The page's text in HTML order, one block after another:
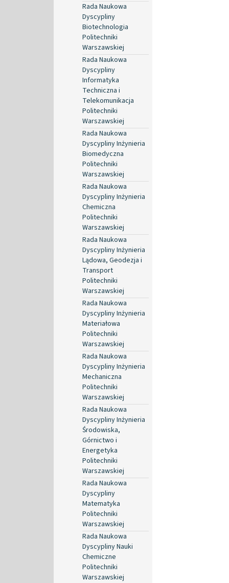
Rada Naukowa
Dyscypliny
Biotechnologia
Politechniki
Warszawskiej
Rada Naukowa
Dyscypliny
Informatyka
Techniczna i
Telekomunikacja
Politechniki
Warszawskiej
Rada Naukowa
Dyscypliny Inżynieria
Biomedyczna
Politechniki
Warszawskiej
Rada Naukowa
Dyscypliny Inżynieria
Chemiczna
Politechniki
Warszawskiej
Rada Naukowa
Dyscypliny Inżynieria
Lądowa, Geodezja i
Transport
Politechniki
Warszawskiej
Rada Naukowa
Dyscypliny Inżynieria
Materiałowa
Politechniki
Warszawskiej
Rada Naukowa
Dyscypliny Inżynieria
Mechaniczna
Politechniki
Warszawskiej
Rada Naukowa
Dyscypliny Inżynieria
Środowiska,
Górnictwo i
Energetyka
Politechniki
Warszawskiej
Rada Naukowa
Dyscypliny
Matematyka
Politechniki
Warszawskiej
Rada Naukowa
Dyscypliny Nauki
Chemiczne
Politechniki
Warszawskiej